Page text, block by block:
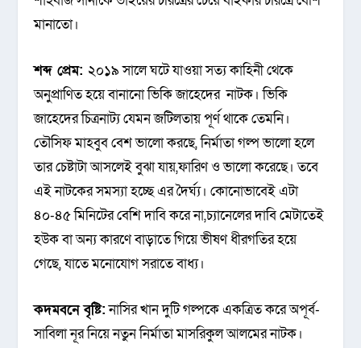
মানাতো।
শব্দ প্রেম: ২০১৯ সালে ঘটে যাওয়া সত্য কাহিনী থেকে
অনুপ্রাণিত হয়ে বানানো ভিকি জাহেদের নাটক। ভিকি
জাহেদের চিত্রনাট্য যেমন জটিলতায় পূর্ণ থাকে তেমনি।
তৌসিফ মাহবুব বেশ ভালো করছে, নির্মাতা গল্প ভালো হলে
তার চেষ্টাটা আসলেই বুঝা যায়,ফারিণ ও ভালো করেছে। তবে
এই নাটকের সমস্যা হচ্ছে এর দৈর্ঘ্য। কোনোভাবেই এটা
৪০-৪৫ মিনিটের বেশি দাবি করে না,চ্যানেলের দাবি মেটাতেই
হউক বা অন্য কারণে বাড়াতে গিয়ে ভীষণ ধীরগতির হয়ে
গেছে, যাতে মনোযোগ সরাতে বাধ্য।
কদমবনে বৃষ্টি:নাসির খান দুটি গল্পকে একত্রিত করে অপূর্ব-
সাবিলা নূর নিয়ে নতুন নির্মাতা মাসরিকুল আলমের নাটক।